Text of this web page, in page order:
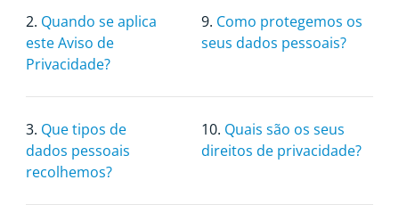
2. Quando se aplica
este Aviso de
Privacidade?
9. Como protegemos os
seus dados pessoais?
3. Que tipos de
dados pessoais
recolhemos?
10. Quais são os seus
direitos de privacidade?